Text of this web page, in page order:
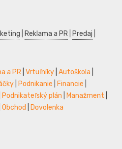
Reklama a PR Predaj
a PR Vrtuľníky Autoškola
Podnikanie Financie
Podnikateľský plán Manažment
Obchod Dovolenka